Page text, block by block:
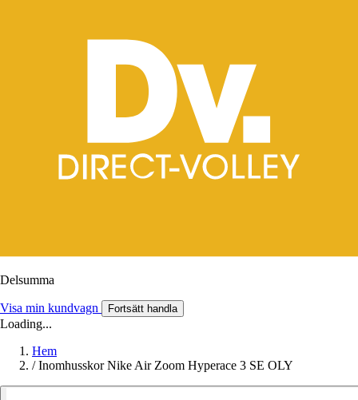
Delsumma
Visa min kundvagn Fortsätt handla
Loading...
Hem
/ Inomhusskor Nike Air Zoom Hyperace 3 SE OLY